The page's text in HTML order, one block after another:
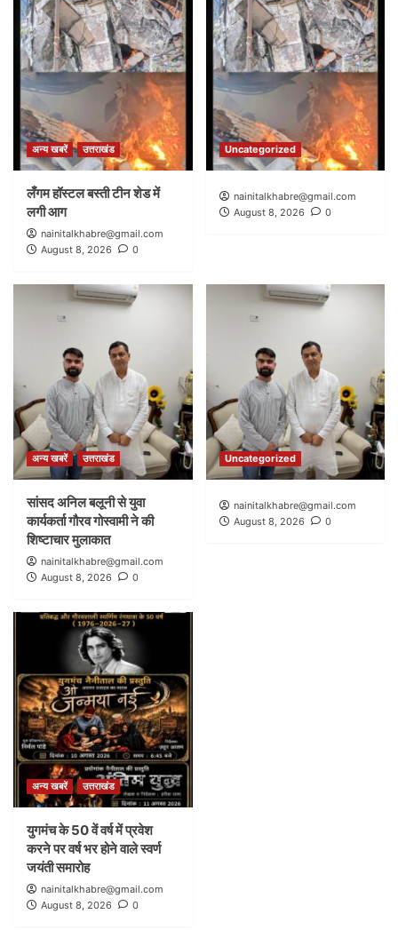
अन्य खबरें उत्तराखंड
लँगम हॉस्टल बस्ती टीन शेड में
लगी आग
nainitalkhabre@gmail.com
August 8, 2026
0
Uncategorized
nainitalkhabre@gmail.com
August 8, 2026
0
अन्य खबरें उत्तराखंड
सांसद अनिल बलूनी से युवा
कार्यकर्ता गौरव गोस्वामी ने की
शिष्टाचार मुलाकात
nainitalkhabre@gmail.com
August 8, 2026
0
Uncategorized
nainitalkhabre@gmail.com
August 8, 2026
0
अन्य खबरें उत्तराखंड
युगमंच के 50 वें वर्ष में प्रवेश
करने पर वर्ष भर होने वाले स्वर्ण
जयंती समारोह
nainitalkhabre@gmail.com
August 8, 2026
0